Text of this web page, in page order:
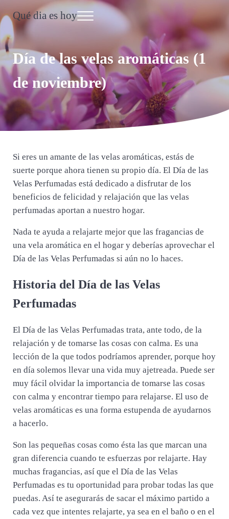
Saltar al contenido principal
Skip to header right navigation
Skip to site footer
Qué dia es hoy
Día Internacional
Menu
Día de las velas aromáticas (1
de noviembre)
Si eres un amante de las velas aromáticas, estás de
suerte porque ahora tienen su propio día. El Día de las
Velas Perfumadas está dedicado a disfrutar de los
beneficios de felicidad y relajación que las velas
perfumadas aportan a nuestro hogar.
Nada te ayuda a relajarte mejor que las fragancias de
una vela aromática en el hogar y deberías aprovechar el
Día de las Velas Perfumadas si aún no lo haces.
Historia del Día de las Velas
Perfumadas
El Día de las Velas Perfumadas trata, ante todo, de la
relajación y de tomarse las cosas con calma. Es una
lección de la que todos podríamos aprender, porque hoy
en día solemos llevar una vida muy ajetreada. Puede ser
muy fácil olvidar la importancia de tomarse las cosas
con calma y encontrar tiempo para relajarse. El uso de
velas aromáticas es una forma estupenda de ayudarnos
a hacerlo.
Son las pequeñas cosas como ésta las que marcan una
gran diferencia cuando te esfuerzas por relajarte. Hay
muchas fragancias, así que el Día de las Velas
Perfumadas es tu oportunidad para probar todas las que
puedas. Así te asegurarás de sacar el máximo partido a
cada vez que intentes relajarte, ya sea en el baño o en el